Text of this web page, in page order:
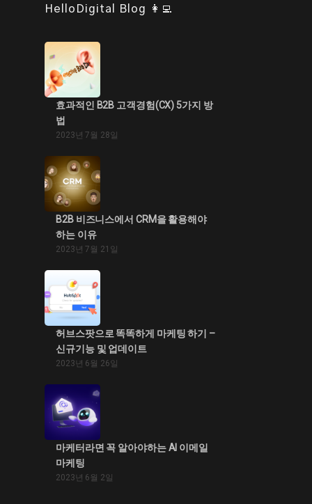
HelloDigital Blog 👩‍💻
효과적인 B2B 고객경험(CX) 5가지 방
법
2023년 7월 28일
B2B 비즈니스에서 CRM을 활용해야
하는 이유
2023년 7월 21일
허브스팟으로 똑똑하게 마케팅 하기 –
신규기능 및 업데이트
2023년 6월 26일
마케터라면 꼭 알아야하는 AI 이메일
마케팅
2023년 6월 2일